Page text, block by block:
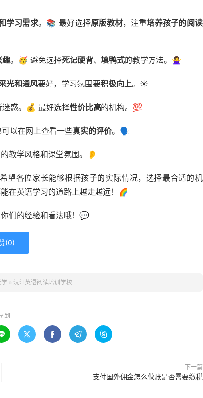
学习需求。📚 最好选择原版教材，注重培养孩子的阅读
趣。🥳 避免选择死记硬背、 填鸭式的教学方法。🙅‍♀️
光和通风要好，学习氛围要积极向上。☀️
迷惑。💰 最好选择性价比高的机构。💯
以在网上查看一些真实的评价。🗣️
教学风格和课堂氛围。👂
望各位家长能够根据孩子的实际情况，选择最合适的机
在英语学习的道路上越走越远！🌈
们的经验和看法哦！💬
(0)
学 » 沅江英语阅读培训学校
到
   
下一篇
支付国外佣金怎么做账是否需要缴税